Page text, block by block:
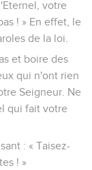
votre
! » En effet, le
de la loi.
et boire des
qui n'ont rien
Seigneur. Ne
qui fait votre
: « Taisez-
! »